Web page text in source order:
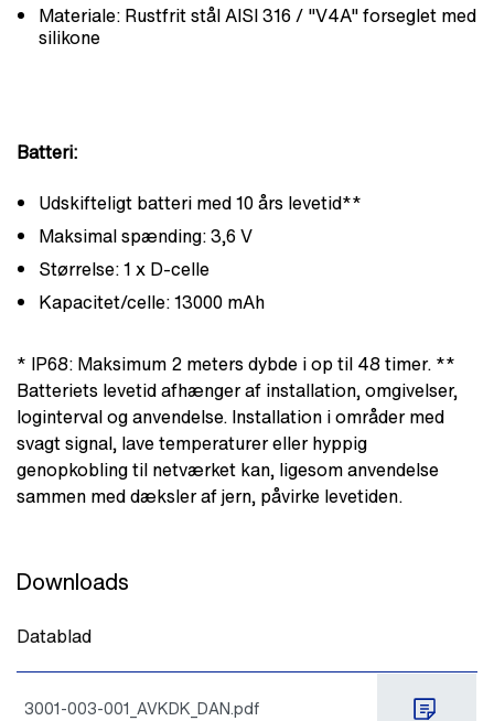
Materiale: Rustfrit stål AISI 316 / "V4A" forseglet med
silikone
Batteri:
Udskifteligt batteri med 10 års levetid**
Maksimal spænding: 3,6 V
Størrelse: 1 x D-celle
Kapacitet/celle: 13000 mAh
* IP68: Maksimum 2 meters dybde i op til 48 timer. **
Batteriets levetid afhænger af installation, omgivelser,
loginterval og anvendelse. Installation i områder med
svagt signal, lave temperaturer eller hyppig
genopkobling til netværket kan, ligesom anvendelse
sammen med dæksler af jern, påvirke levetiden.
Downloads
Datablad
3001-003-001_AVKDK_DAN.pdf